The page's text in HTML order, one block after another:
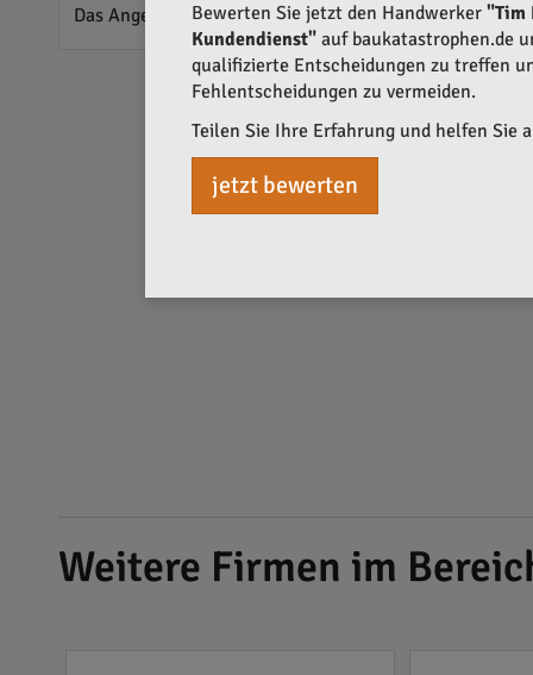
Das Angebot des Unternehmens ist breit gefächert,
Weitere Firmen im
Bewerten Sie jetzt den Handwerker "Tim
Kundendienst" auf baukatastrophen.de
qualifizierte Entscheidungen zu treffen
Fehlentscheidungen zu vermeiden.
Teilen Sie Ihre Erfahrung und helfen Sie
jetzt bewerten